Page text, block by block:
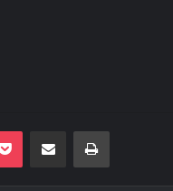
Pocket E-Posta ile paylaş Yazdır